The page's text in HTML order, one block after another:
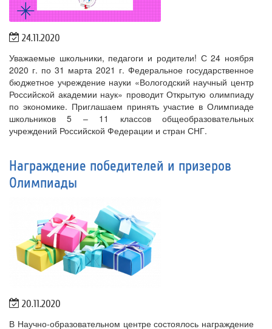
24.11.2020
Уважаемые школьники, педагоги и родители! С 24 ноября
2020 г. по 31 марта 2021 г. Федеральное государственное
бюджетное учреждение науки «Вологодский научный центр
Российской академии наук» проводит Открытую олимпиаду
по экономике. Приглашаем принять участие в Олимпиаде
школьников 5 – 11 классов общеобразовательных
учреждений Российской Федерации и стран СНГ.
Награждение победителей и призеров
Олимпиады
20.11.2020
В Научно-образовательном центре состоялось награждение